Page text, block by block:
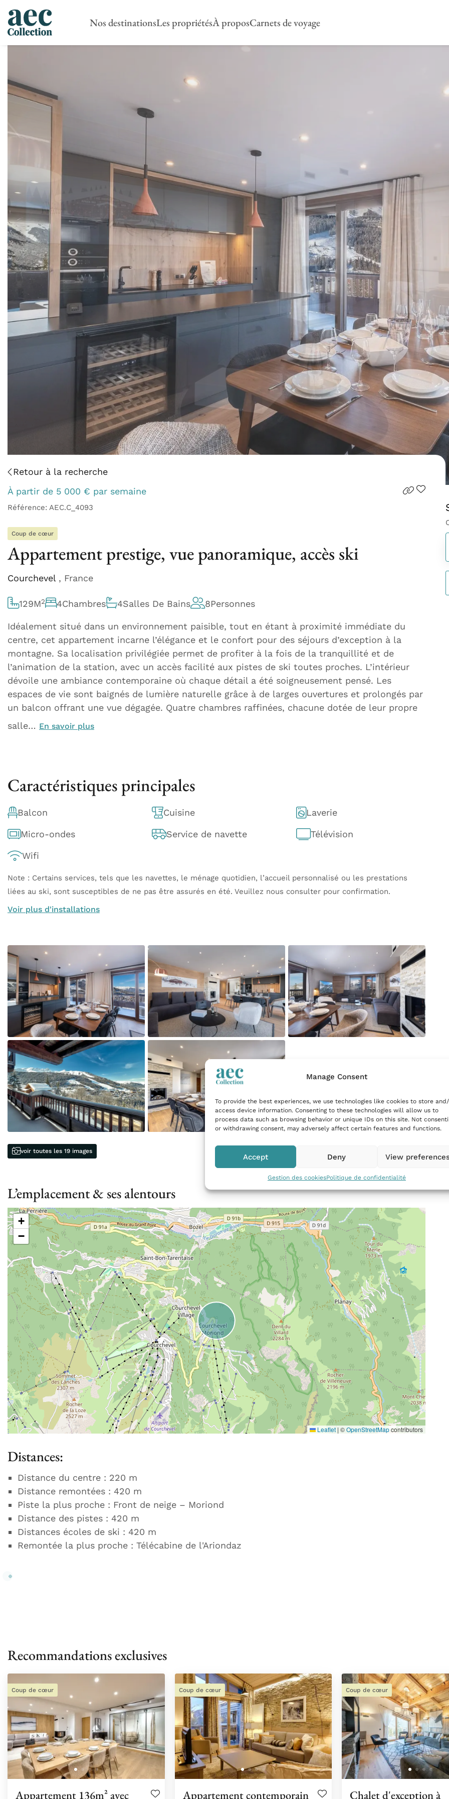
Manage Consent
To provide the best experiences, we use technologies like cookies to store
access device information. Consenting to these technologies will allow us to
process data such as browsing behavior or unique IDs on this site. Not
or withdrawing consent, may adversely affect certain features and functions.
Accept Deny View
Gestion des cookiesPolitique de confidentialité
Nos destinationsLes propriétésÀ proposCarnets de voyage
Retour à la recherche
À partir de 5 000 € par semaine
Référence: AEC.C_4093
Coup de cœur
Appartement prestige, vue panoramique, accès ski
Courchevel , France
129M2 4Chambres 4Salles De Bains 8Personnes
Idéalement situé dans un environnement paisible, tout en étant à proximité immédiate du
centre, cet appartement incarne l’élégance et le confort pour des séjours d’exception à la
montagne. Sa localisation privilégiée permet de profiter à la fois de la tranquillité et de
l’animation de la station, avec un accès facilité aux pistes de ski toutes proches. L’intérieur
dévoile une ambiance contemporaine où chaque détail a été soigneusement pensé. Les
espaces de vie sont baignés de lumière naturelle grâce à de larges ouvertures et prolongés par
un balcon offrant une vue dégagée. Quatre chambres raffinées, chacune dotée de leur propre
salle… En savoir plus
Caractéristiques principales
Balcon Cuisine Laverie
Micro-ondes Service de navette Télévision
Wifi
Note : Certains services, tels que les navettes, le ménage quotidien, l’accueil personnalisé ou les prestations
liées au ski, sont susceptibles de ne pas être assurés en été. Veuillez nous consulter pour confirmation.
Voir plus d'installations
voir toutes les 19 images
L’emplacement & ses alentours
+
−
Leaflet | ©OpenStreetMapcontributors
Distances:
Distance du centre : 220 m
Distance remontées : 420 m
Piste la plus proche : Front de neige – Moriond
Distance des pistes : 420 m
Distances écoles de ski : 420 m
Remontée la plus proche : Télécabine de l'Ariondaz
Recommandations exclusives
Coup de cœur
Appartement 136m² avec
Coup de cœur
Appartement contemporain
Coup de cœur
Chalet d'exception à